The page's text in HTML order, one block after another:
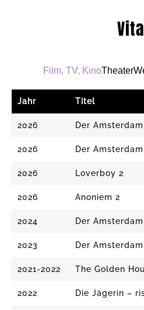
Vita
Film, TV, KinoTheater
Jahr Titel
2026 Der
2026 Der
2026 Loverboy 2
2026 Anoniem 2
2024 Der
2023 Der
2021-2022 The Golden
2022 Die Jägerin –